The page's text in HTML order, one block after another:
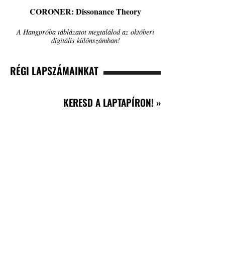
CORONER: Dissonance Theory
A Hangpróba táblázatot megtalálod az októberi
digitális különszámban!
RÉGI LAPSZÁMAINKAT
KERESD A LAPTAPÍRON! »